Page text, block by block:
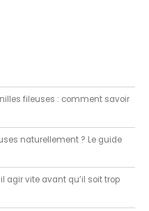
fileuses : comment savoir
naturellement ? Le guide
agir vite avant qu’il soit trop